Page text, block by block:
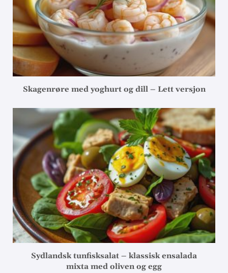
Skagenrøre med yoghurt og dill – Lett versjon
Sydlandsk tunfisksalat – klassisk ensalada
mixta med oliven og egg